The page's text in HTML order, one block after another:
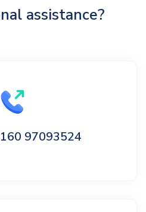
assistance?
97093524